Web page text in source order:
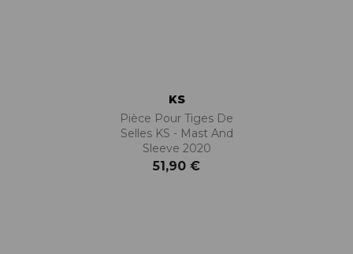
KS
Pièce Pour Tiges De
Selles KS - Mast And
Sleeve 2020
51,90 €